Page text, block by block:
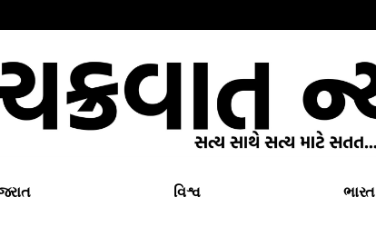
વિશ્વ ભારત